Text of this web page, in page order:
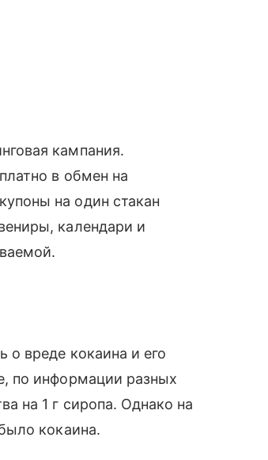
кампания.
в обмен на
на один стакан
календари и
о вреде кокаина и его
по информации разных
на 1 г сиропа. Однако на
кокаина.